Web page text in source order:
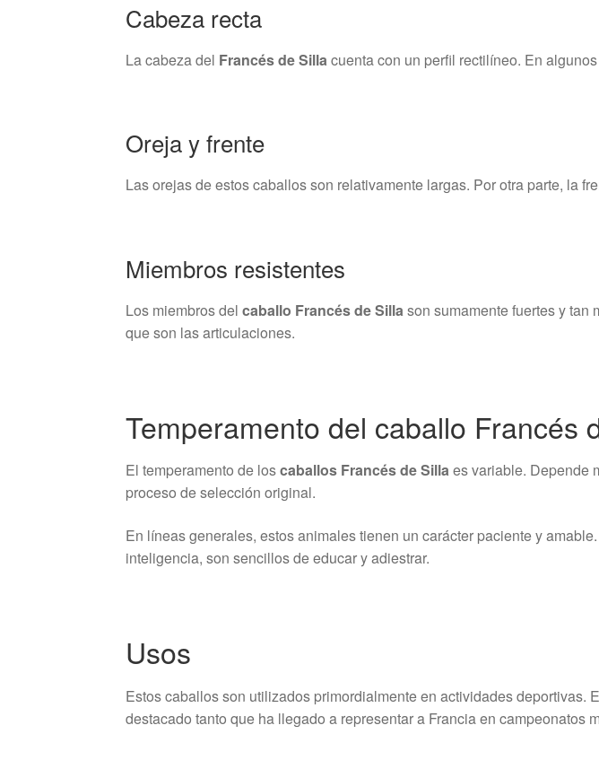
Cabeza recta
La cabeza del Francés de Sillacuenta con un perfil rectilíneo. En
Oreja y frente
Las orejas de estos caballos son relativamente largas. Por otra parte, la
Miembros resistentes
Los miembros delcaballo Francés de Sillason sumamente fuertes y tan
que son las articulaciones.
Temperamento del caballo Francés
El temperamento de loscaballos Francés de Sillaes variable. Depende
proceso de selección original.
En líneas generales, estos animales tienen un carácter paciente y
inteligencia, son sencillos de educar y adiestrar.
Usos
Estos caballos son utilizados primordialmente en actividades deportivas.
destacado tanto que ha llegado a representar a Francia en campeonatos